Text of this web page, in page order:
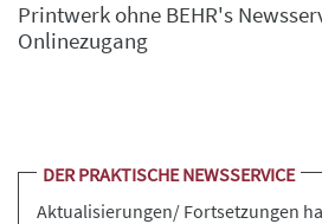
Printwerk ohne BEHR's
Onlinezugang
DER PRAKTISCHE NEWSSERVICE
Aktualisierungen/ Fortsetzungen